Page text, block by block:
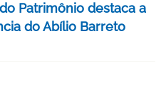
Patrimônio destaca a
do Abílio Barreto